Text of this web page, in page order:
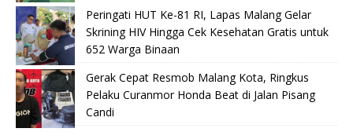
Peringati HUT Ke-81 RI, Lapas Malang Gelar
Skrining HIV Hingga Cek Kesehatan Gratis untuk
652 Warga Binaan
Gerak Cepat Resmob Malang Kota, Ringkus
Pelaku Curanmor Honda Beat di Jalan Pisang
Candi